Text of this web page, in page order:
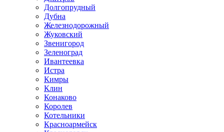
Долгопрудный
Дубна
Железнодорожный
Жуковский
Звенигород
Зеленоград
Ивантеевка
Истра
Кимры
Клин
Конаково
Королев
Котельники
Красноармейск